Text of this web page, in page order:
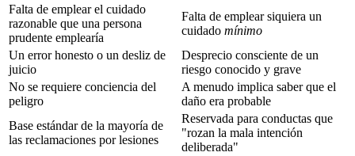
Falta de emplear el cuidado
razonable que una persona
prudente emplearía
Falta de emplear siquiera un
cuidado mínimo
Un error honesto o un desliz de
juicio
Desprecio consciente de un
riesgo conocido y grave
No se requiere conciencia del
peligro
A menudo implica saber que el
daño era probable
Base estándar de la mayoría de
las reclamaciones por lesiones
Reservada para conductas que
"rozan la mala intención
deliberada"